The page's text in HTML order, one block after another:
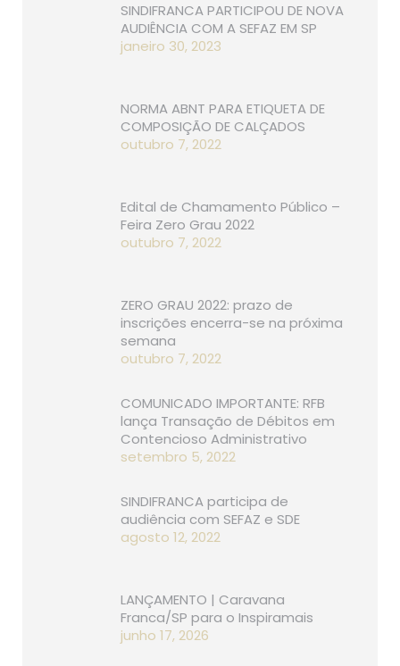
SINDIFRANCA PARTICIPOU DE NOVA
AUDIÊNCIA COM A SEFAZ EM SP
janeiro 30, 2023
NORMA ABNT PARA ETIQUETA DE
COMPOSIÇÃO DE CALÇADOS
outubro 7, 2022
Edital de Chamamento Público –
Feira Zero Grau 2022
outubro 7, 2022
ZERO GRAU 2022: prazo de
inscrições encerra-se na próxima
semana
outubro 7, 2022
COMUNICADO IMPORTANTE: RFB
lança Transação de Débitos em
Contencioso Administrativo
setembro 5, 2022
SINDIFRANCA participa de
audiência com SEFAZ e SDE
agosto 12, 2022
LANÇAMENTO | Caravana
Franca/SP para o Inspiramais
junho 17, 2026